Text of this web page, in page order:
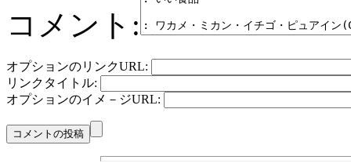
コメント:
オプションのリンクURL:
リンクタイトル:
オプションのイメ－ジURL: